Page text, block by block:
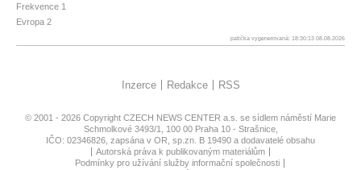
Frekvence 1
Evropa 2
patička vygenerovaná: 18:30:13 08.08.2026
Inzerce Redakce RSS
© 2001 - 2026 Copyright CZECH NEWS CENTER a.s. se sídlem náměstí Marie
Schmolkové 3493/1, 100 00 Praha 10 - Strašnice,
IČO: 02346826, zapsána v OR, sp.zn. B 19490 a dodavatelé obsahu
Autorská práva k publikovaným materiálům
Podmínky pro užívání služby informační společnosti